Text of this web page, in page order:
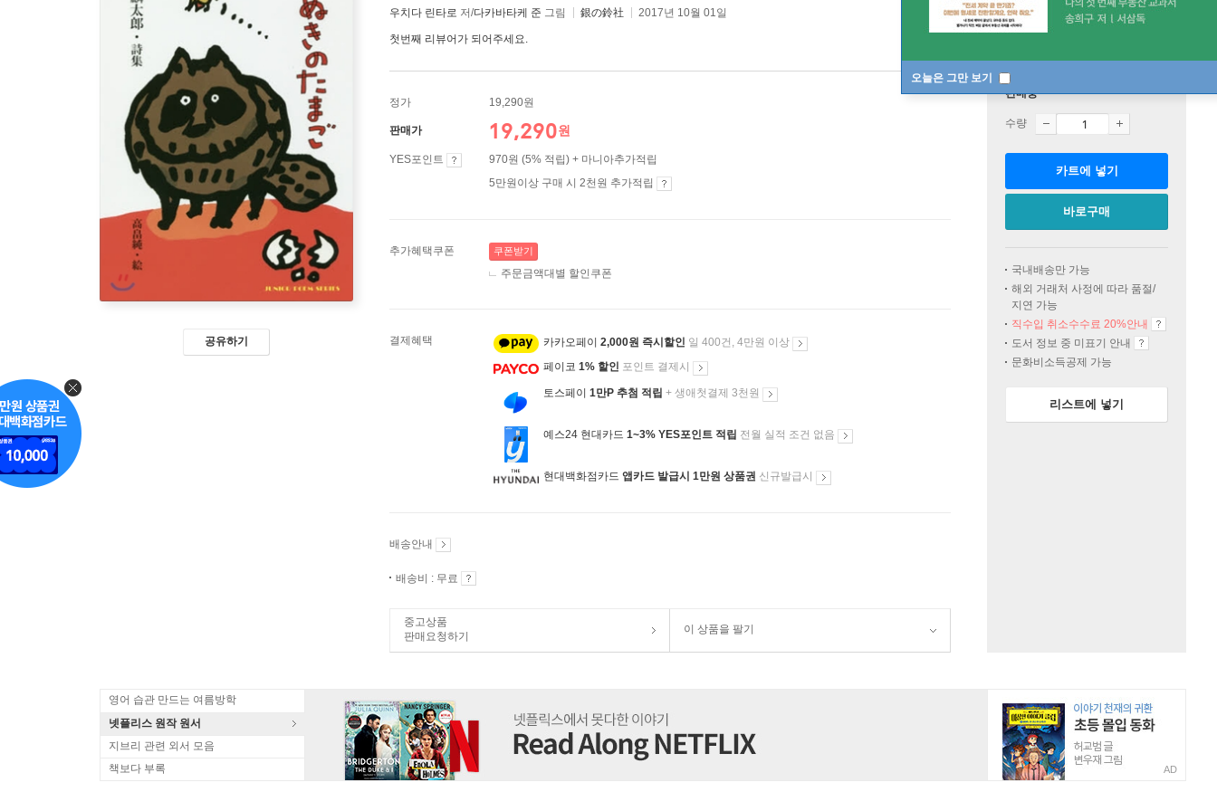
오늘은 그만 보기
공유하기
우치다 린타로 저/다카바타케 준 그림 銀の鈴社 2017년 10월 01일
첫번째 리뷰어가 되어주세요.
정가 19,290원
판매가 19,290원
YES포인트
970원 (5% 적립) + 마니아추가적립
5만원이상 구매 시 2천원 추가적립
추가혜택쿠폰 쿠폰받기
주문금액대별 할인쿠폰
결제혜택 카카오페이 2,000원 즉시할인 일 400건, 4만원 이상
페이코 1% 할인 포인트 결제시
토스페이 1만P 추첨 적립 + 생애첫결제 3천원
예스24 현대카드 1~3% YES포인트 적립 전월 실적 조건 없음
현대백화점카드 앱카드 발급시 1만원 상품권 신규발급시
배송안내
배송비 : 무료
중고상품
판매요청하기
이 상품을 팔기
판매중
수량
카트에 넣기
바로구매
국내배송만 가능
해외 거래처 사정에 따라 품절/
지연 가능
직수입 취소수수료 20%안내
도서 정보 중 미표기 안내
문화비소득공제 가능
리스트에 넣기
영어 습관 만드는 여름방학
넷플리스 원작 원서
지브리 관련 외서 모음
책보다 부록
AD